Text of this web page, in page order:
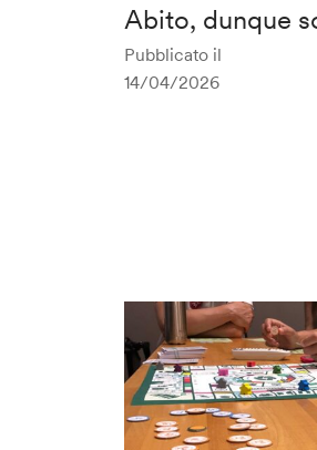
Abito, dunque
Pubblicato il
14/04/2026